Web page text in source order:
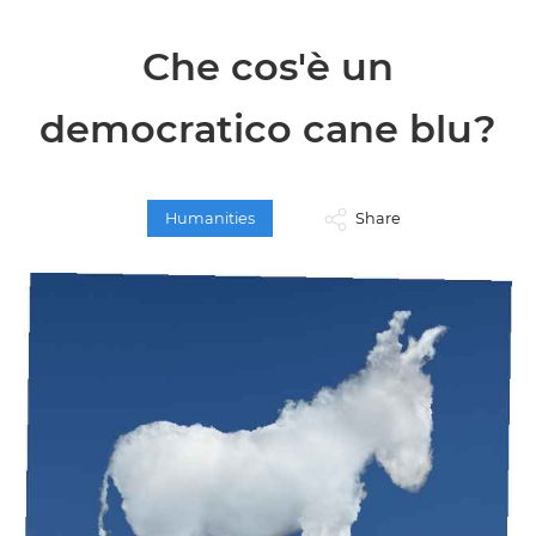
Che cos'è un
democratico cane blu?
Humanities Share